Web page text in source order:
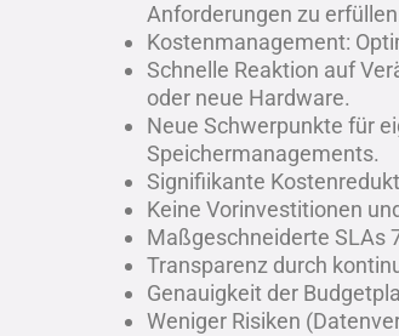
Anforderungen zu
Kostenmanagement:
Schnelle Reaktion auf
oder neue Hardware.
Neue Schwerpunkte für
Speichermanagements.
Signifiikante
Keine Vorinvestitionen
Maßgeschneiderte SLAs
Transparenz durch
Genauigkeit der
Weniger Risiken